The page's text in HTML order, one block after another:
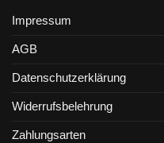
Impressum
AGB
Datenschutzerklärung
Widerrufsbelehrung
Zahlungsarten